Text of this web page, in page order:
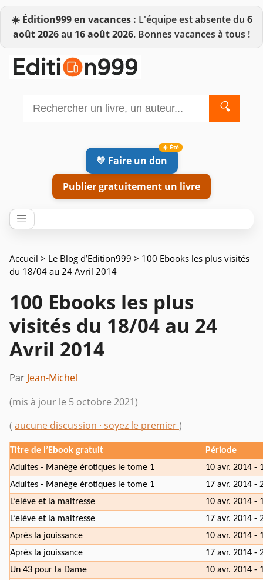
☀️ Édition999 en vacances : L'équipe est absente du 6
août 2026au 16 août 2026. Bonnes vacances à tous !
🔍
💛 Faire un don
Publier gratuitement un livre
Accueil > Le Blog d’Edition999 > 100 Ebooks les plus visités
du 18/04 au 24 Avril 2014
100 Ebooks les plus
visités du 18/04 au 24
Avril 2014
Par Jean-Michel
(mis à jour le 5 octobre 2021)
( aucune discussion · soyez le premier)
Titre de l’Ebook gratuit
Période
Adultes - Manège érotiques le tome 1
10 avr. 2014 -
Adultes - Manège érotiques le tome 1
17 avr. 2014 -
L’elève et la maitresse
10 avr. 2014 -
L’elève et la maitresse
17 avr. 2014 -
Après la jouissance
10 avr. 2014 -
Après la jouissance
17 avr. 2014 -
Un 43 pour la Dame
10 avr. 2014 -